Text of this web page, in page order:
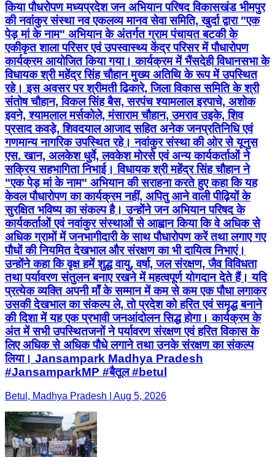
किया पौधरोपण मध्यप्रदेश जन अभियान परिषद विकासखंड भीमपुर
की नवांकुर संस्था नव एकलव्य मानव सेवा समिति, खुर्दा द्वारा "एक
पेड़ मां के नाम" अभियान के अंतर्गत ग्राम पंचायत बटकी के
एकीकृत शाला परिसर एवं उपस्वास्थ्य केंद्र परिसर में पौधारोपण
कार्यक्रम आयोजित किया गया। कार्यक्रम में भैंसदेही विधानसभा के
विधायक श्री महेंद्र सिंह चौहान मुख्य अतिथि के रूप में उपस्थित
रहे। इस अवसर पर श्रीमती ढिकारे, जिला विकास समिति के श्री
संतोष चौहान, विकल सिंह बैस, सरपंच श्यामलाल इरपाचे, अशोक
इवने, श्यामलाल मर्सकोले, मंसाराम चौहान, उमराव उइके, शिव
प्रसाद कवड़े, शिवदयाल आजाद सहित अनेक जनप्रतिनिधि एवं
गणमान्य नागरिक उपस्थित रहे। नवांकुर संस्था की ओर से यूनुस
एस. खान, अलकेश धुर्वे, लवकेश मोरसे एवं अन्य कार्यकर्ताओं ने
सक्रिय सहभागिता निभाई। विधायक श्री महेंद्र सिंह चौहान ने
"एक पेड़ मां के नाम" अभियान की सराहना करते हुए कहा कि यह
केवल पौधारोपण का कार्यक्रम नहीं, अपितु आने वाली पीढ़ियों के
सुरक्षित भविष्य का संकल्प है। उन्होंने जन अभियान परिषद के
कार्यकर्ताओं एवं नवांकुर संस्थाओं से आह्वान किया कि वे अधिक से
अधिक ग्रामों में जनभागीदारी के साथ पौधारोपण करें तथा लगाए गए
पौधों की नियमित देखभाल और संरक्षण का भी दायित्व निभाएं।
उन्होंने कहा कि वृक्ष हमें शुद्ध वायु, वर्षा, जल संरक्षण, जैव विविधता
तथा पर्यावरण संतुलन बनाए रखने में महत्वपूर्ण योगदान देते हैं। यदि
प्रत्येक व्यक्ति अपनी माँ के सम्मान में कम से कम एक पौधा लगाकर
उसकी देखभाल का संकल्प ले, तो प्रदेश को हरित एवं समृद्ध बनाने
की दिशा में यह एक प्रभावी जनआंदोलन सिद्ध होगा। कार्यक्रम के
अंत में सभी उपस्थितजनों ने पर्यावरण संरक्षण एवं हरित विकास के
लिए अधिक से अधिक पौधे लगाने तथा उनके संरक्षण का संकल्प
लिया। Jansampark Madhya Pradesh
#JansamparkMP #बैतूल #betul
Betul, Madhya Pradesh | Aug 5, 2026